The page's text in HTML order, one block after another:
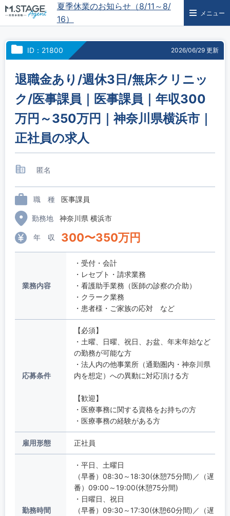
夏季休業のお知らせ（8/11～8/
16）
メニュー
ID：21800 2026/06/29 更新
退職金あり/週休3日/無床クリニッ
ク/医事課員｜医事課員｜年収300
万円～350万円｜神奈川県横浜市｜
正社員の求人
匿名
職 種 医事課員
勤務地 神奈川県 横浜市
年 収 300〜350万円
業務内容
・受付・会計
・レセプト・請求業務
・看護助手業務（医師の診察の介助）
・クラーク業務
・患者様・ご家族の応対 など
応募条件
【必須】
・土曜、日曜、祝日、お盆、年末年始など
の勤務が可能な方
・法人内の他事業所（通勤圏内・神奈川県
内を想定）への異動に対応頂ける方
【歓迎】
・医療事務に関する資格をお持ちの方
・医療事務の経験がある方
雇用形態 正社員
勤務時間
・平日、土曜日
（早番）08:30～18:30(休憩75分間)／（遅
番）09:00～19:00(休憩75分間)
・日曜日、祝日
（早番）09:30～17:30(休憩60分間)／（遅